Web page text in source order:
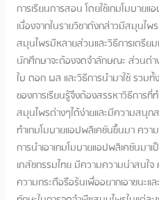
การเรียนการสอน โดยใช้เกมโมบายแ
เนื่องจากในรายวิชาดังกล่าวมีสมุนไ
สมุนไพรมีหลายส่วนและวิธีการเตรีย
นักศึกษาจะต้องจดจำลักษณะ ส่วนต่
ใบ ดอก ผล และวิธีการนำมาใช้ รวม
ของการเรียนรู้จึงต้องสรรหาวิธีการที่
สมุนไพรต่างๆได้ง่ายและมีความสนุก
ทำเกมโมบายแอปพลิเคชันขึ้นมา คว
การนำเอาเกมโมบายแอปพลิเคชันม
เภสัชกรรมไทย มีความความน่าสนใจ
ความกระตือรือร้นเพื่ออยากเอาชนะแ